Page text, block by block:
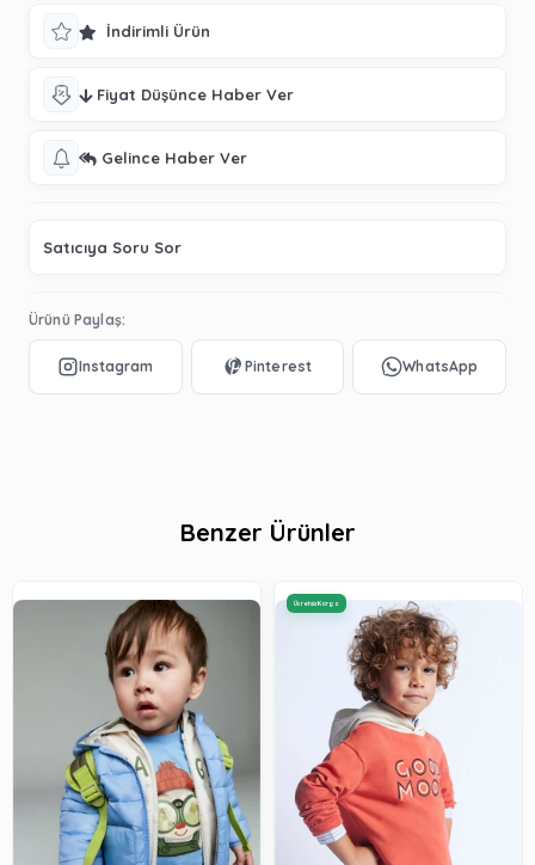
İndirimli Ürün
Fiyat Düşünce Haber Ver
Gelince Haber Ver
Satıcıya Soru Sor
Ürünü Paylaş:
Benzer Ürünler
Ücretsiz Kargo